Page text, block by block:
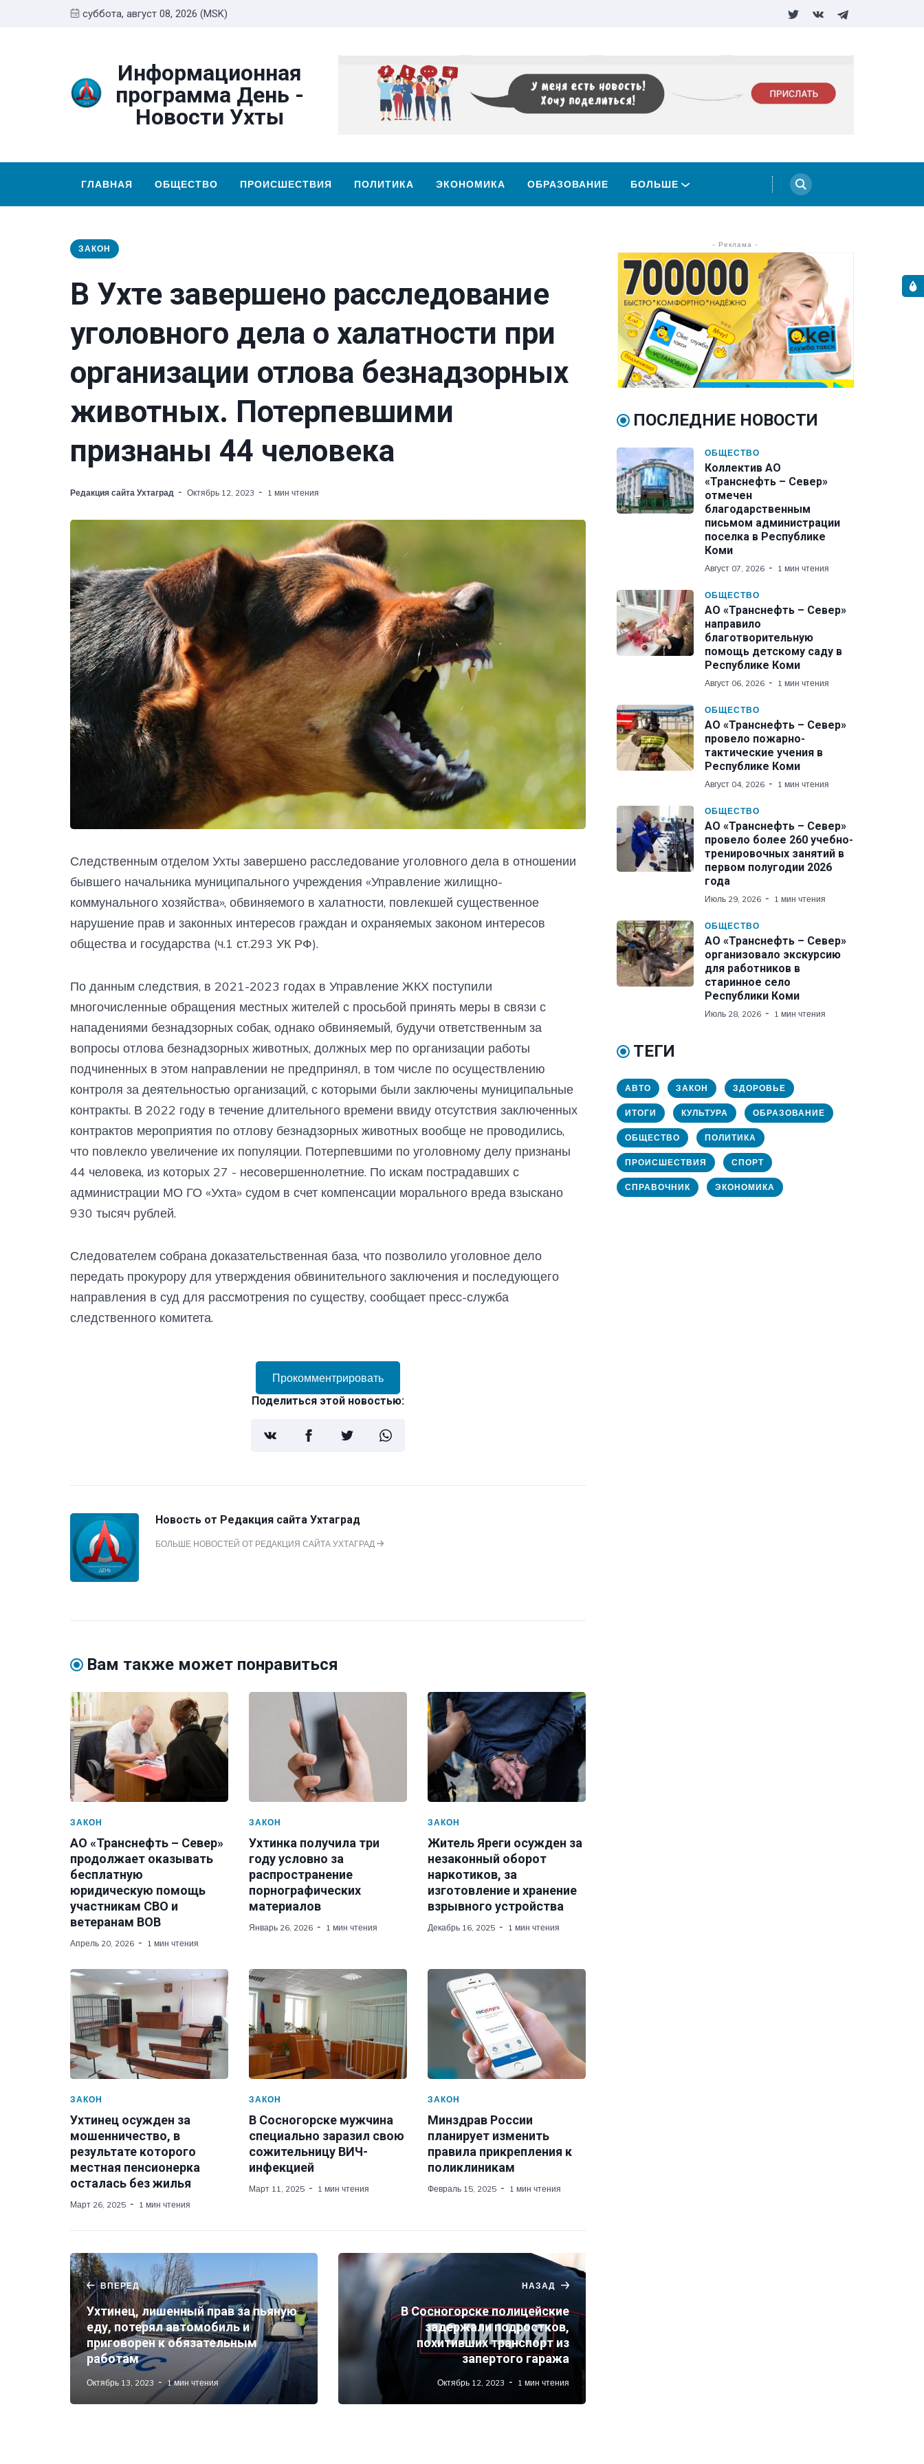
суббота, август 08, 2026 (MSK)
Информационная
программа День -
Новости Ухты
ГЛАВНАЯ ОБЩЕСТВО ПРОИСШЕСТВИЯ ПОЛИТИКА ЭКОНОМИКА ОБРАЗОВАНИЕ БОЛЬШЕ
ЗАКОН
В Ухте завершено расследование
уголовного дела о халатности при
организации отлова безнадзорных
животных. Потерпевшими
признаны 44 человека
Редакция сайта Ухтаград Октябрь 12, 2023 1 мин чтения
Следственным отделом Ухты завершено расследование уголовного дела в отношении
бывшего начальника муниципального учреждения «Управление жилищно-
коммунального хозяйства», обвиняемого в халатности, повлекшей существенное
нарушение прав и законных интересов граждан и охраняемых законом интересов
общества и государства (ч.1 ст.293 УК РФ).
По данным следствия, в 2021-2023 годах в Управление ЖКХ поступили
многочисленные обращения местных жителей с просьбой принять меры в связи с
нападениями безнадзорных собак, однако обвиняемый, будучи ответственным за
вопросы отлова безнадзорных животных, должных мер по организации работы
подчиненных в этом направлении не предпринял, в том числе по осуществлению
контроля за деятельностью организаций, с которыми были заключены муниципальные
контракты. В 2022 году в течение длительного времени ввиду отсутствия заключенных
контрактов мероприятия по отлову безнадзорных животных вообще не проводились,
что повлекло увеличение их популяции. Потерпевшими по уголовному делу признаны
44 человека, из которых 27 - несовершеннолетние. По искам пострадавших с
администрации МО ГО «Ухта» судом в счет компенсации морального вреда взыскано
930 тысяч рублей.
Следователем собрана доказательственная база, что позволило уголовное дело
передать прокурору для утверждения обвинительного заключения и последующего
направления в суд для рассмотрения по существу, сообщает пресс-служба
следственного комитета.
Прокомментрировать
Поделиться этой новостью:
Новость от Редакция сайта Ухтаград
БОЛЬШЕ НОВОСТЕЙ ОТ РЕДАКЦИЯ САЙТА УХТАГРАД
Вам также может понравиться
ЗАКОН
АО «Транснефть – Север»
продолжает оказывать
бесплатную
юридическую помощь
участникам СВО и
ветеранам ВОВ
Апрель 20, 2026 1 мин чтения
ЗАКОН
Ухтинка получила три
году условно за
распространение
порнографических
материалов
Январь 26, 2026 1 мин чтения
ЗАКОН
Житель Яреги осужден за
незаконный оборот
наркотиков, за
изготовление и хранение
взрывного устройства
Декабрь 16, 2025 1 мин чтения
ЗАКОН
Ухтинец осужден за
мошенничество, в
результате которого
местная пенсионерка
осталась без жилья
Март 26, 2025 1 мин чтения
ЗАКОН
В Сосногорске мужчина
специально заразил свою
сожительницу ВИЧ-
инфекцией
Март 11, 2025 1 мин чтения
ЗАКОН
Минздрав России
планирует изменить
правила прикрепления к
поликлиникам
Февраль 15, 2025 1 мин чтения
ВПЕРЕД
Ухтинец, лишенный прав за пьяную
еду, потерял автомобиль и
приговорен к обязательным
работам
Октябрь 13, 2023 1 мин чтения
НАЗАД
В Сосногорске полицейские
задержали подростков,
похитивших транспорт из
запертого гаража
Октябрь 12, 2023 1 мин чтения
- Реклама -
ПОСЛЕДНИЕ НОВОСТИ
ОБЩЕСТВО
Коллектив АО
«Транснефть – Север»
отмечен
благодарственным
письмом администрации
поселка в Республике
Коми
Август 07, 2026 1 мин чтения
ОБЩЕСТВО
АО «Транснефть – Север»
направило
благотворительную
помощь детскому саду в
Республике Коми
Август 06, 2026 1 мин чтения
ОБЩЕСТВО
АО «Транснефть – Север»
провело пожарно-
тактические учения в
Республике Коми
Август 04, 2026 1 мин чтения
ОБЩЕСТВО
АО «Транснефть – Север»
провело более 260 учебно-
тренировочных занятий в
первом полугодии 2026
года
Июль 29, 2026 1 мин чтения
ОБЩЕСТВО
АО «Транснефть – Север»
организовало экскурсию
для работников в
старинное село
Республики Коми
Июль 28, 2026 1 мин чтения
ТЕГИ
АВТО ЗАКОН ЗДОРОВЬЕ
ИТОГИ КУЛЬТУРА ОБРАЗОВАНИЕ
ОБЩЕСТВО ПОЛИТИКА
ПРОИСШЕСТВИЯ СПОРТ
СПРАВОЧНИК ЭКОНОМИКА